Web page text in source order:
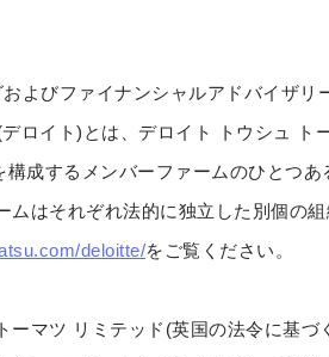
よびファイナンシャルアドバイザリ
ロイト)とは、デロイト トウシュ ト
成するメンバーファームのひとつあ
はそれぞれ法的に独立した別個の組
deloitte/をご覧ください。
ーマツ リミテッド(英国の法令に基